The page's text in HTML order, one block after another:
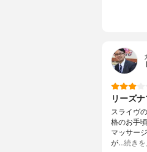
リーズ
スライヴ
格のお手
マッサー
が…続きを